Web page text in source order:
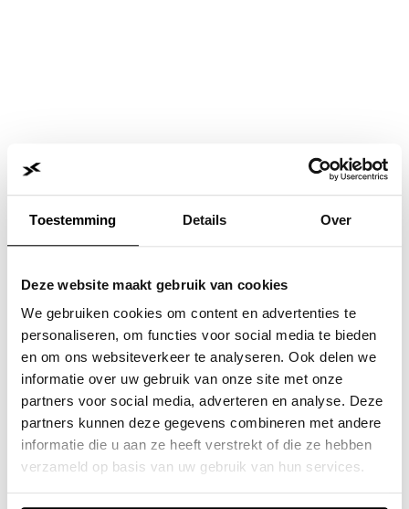
Toestemming Details Over
Deze website maakt gebruik van cookies
We gebruiken cookies om content en advertenties te
personaliseren, om functies voor social media te bieden
en om ons websiteverkeer te analyseren. Ook delen we
informatie over uw gebruik van onze site met onze
partners voor social media, adverteren en analyse. Deze
partners kunnen deze gegevens combineren met andere
informatie die u aan ze heeft verstrekt of die ze hebben
verzameld op basis van uw gebruik van hun services.
Application error: a client-side exception has occurred while
loadingwww.jvk.nl(see the browser consolefor more
information).